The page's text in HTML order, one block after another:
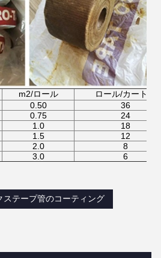
m2/ロール
ロール/カートン
0.50
36
0.75
24
1.0
18
1.5
12
2.0
8
3.0 6
ステープ管のコーティング